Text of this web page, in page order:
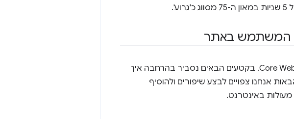
המשתמש באתר
בקטע הזה נסביר על הקריטריונים להערכת ערכי הסף של מדדי Core Web Vitals. בקטעים הבאים נסביר בהרחבה איך
אנחנו צפויים לבצע שיפורים ולהוסיף
באינטרנט.